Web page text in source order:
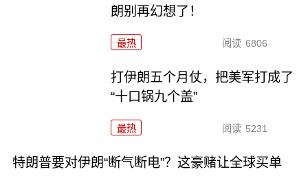
朗别再幻想了！
最热 阅读 6806
打伊朗五个月仗，把美军打成了
“十口锅九个盖”
最热 阅读 5231
特朗普要对伊朗“断气断电”？这豪赌让全球买单